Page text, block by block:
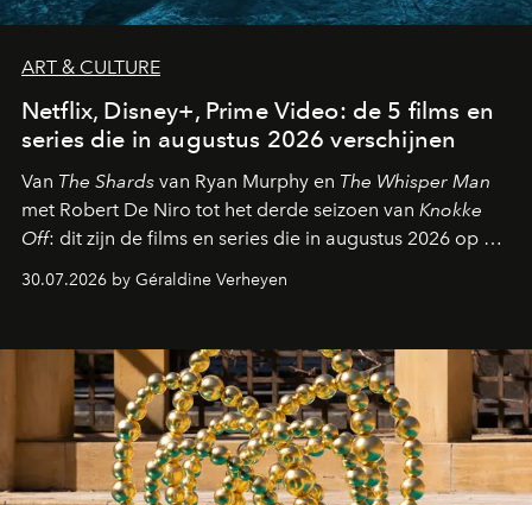
ART & CULTURE
Netflix, Disney+, Prime Video: de 5 films en
series die in augustus 2026 verschijnen
Van The Shards van Ryan Murphy en The Whisper Man
met Robert De Niro tot het derde seizoen van Knokke
Off: dit zijn de films en series die in augustus 2026 op de
30.07.2026 by Géraldine Verheyen